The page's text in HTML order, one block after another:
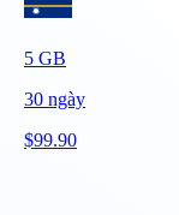
5 GB
30 ngày
$99.90